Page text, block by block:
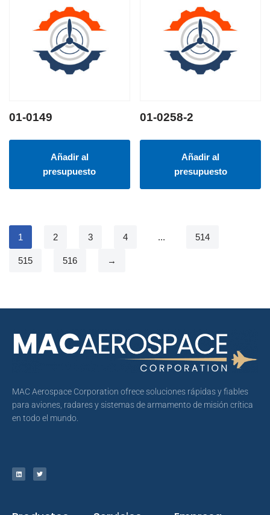
01-0149
Añadir al
presupuesto
01-0258-2
Añadir al
presupuesto
1 2 3 4 ... 514
515 516 →
MAC Aerospace Corporation ofrece soluciones rápidas y fiables
para aviones, radares y sistemas de armamento de misión crítica
en todo el mundo.